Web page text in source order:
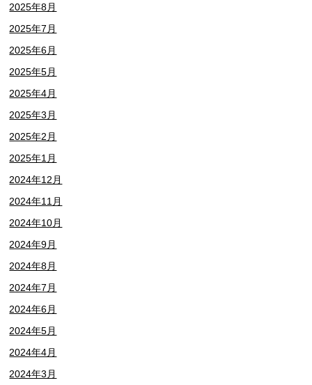
2025年8月
2025年7月
2025年6月
2025年5月
2025年4月
2025年3月
2025年2月
2025年1月
2024年12月
2024年11月
2024年10月
2024年9月
2024年8月
2024年7月
2024年6月
2024年5月
2024年4月
2024年3月